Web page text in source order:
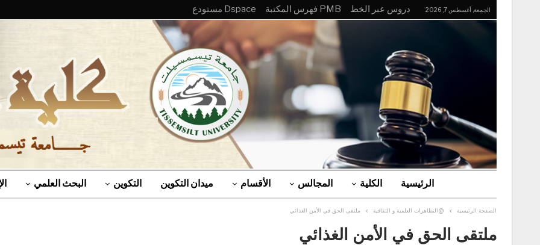
الجمعة, أغسطس 7, 2026 دروس عبر الخط PMB فهرس المكتبة Dspace مستودع
الرئيسية الكلية المجالس الأقسام ميدان التكوين التكوين البحث العلمي
الصفحة الرئيسية @التظاهرات العلمية و الثقافية ملتقى الحق في الأمن الغذائي
ملتقى الحق في الأمن الغذائي